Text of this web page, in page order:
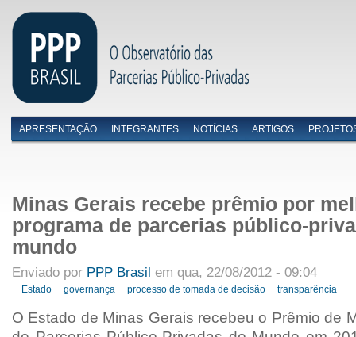
Menu primário
APRESENTAÇÃO INTEGRANTES NOTÍCIAS ARTIGOS
Minas Gerais recebe prêmio por
programa de parcerias público-
mundo
Enviado por PPP Brasil em qua, 22/08/2012 - 09:04
Estado governança processo de tomada de decisão transparência
O Estado de Minas Gerais recebeu o Prêmio de